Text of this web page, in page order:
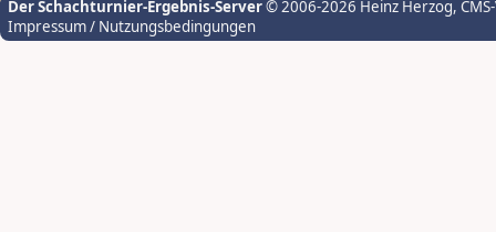
Der Schachturnier-Ergebnis-Server© 2006-2026 Heinz Herzog,
Impressum / Nutzungsbedingungen